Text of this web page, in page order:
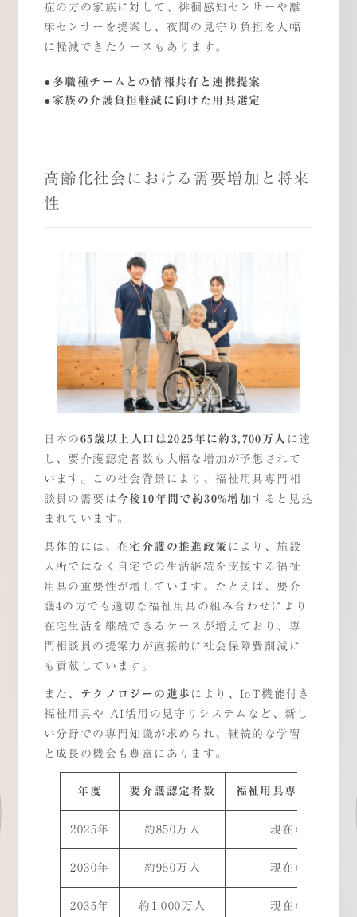
症の方の家族に対して、徘徊感知センサーや離
床センサーを提案し、夜間の見守り負担を大幅
に軽減できたケースもあります。
多職種チームとの情報共有と連携提案
家族の介護負担軽減に向けた用具選定
高齢化社会における需要増加と将来
性
日本の 65 歳以上人口は2025 年に約 3,700 万人 に達
し、要介護認定者数も大幅な増加が予想されて
います。この社会背景により、福祉用具専門相
談員の需要は 今後 10 年間で約30%増加 すると見込
まれています。
具体的には、 在宅介護の推進政策 により、施設
入所ではなく自宅での生活継続を支援する福祉
用具の重要性が増しています。たとえば、要介
護4の方でも適切な福祉用具の組み合わせにより
在宅生活を継続できるケースが増えており、専
門相談員の提案力が直接的に社会保障費削減に
も貢献しています。
また、 テクノロジーの進歩 により、IoT機能付き
福祉用具や AI活用の見守りシステムなど、新し
い分野での専門知識が求められ、継続的な学習
と成長の機会も豊富にあります。
年度 要介護認定者数 福祉用具専門相談員
2025年 約850万人 現在の1.2倍
2030年 約950万人 現在の1.3倍
2035年 約1,000万人 現在の1.4倍